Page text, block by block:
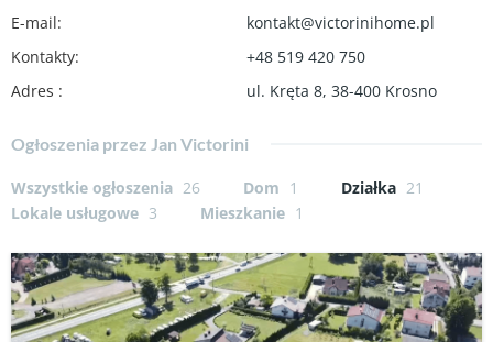
E-mail:
kontakt@victorinihome.pl
Kontakty:
+48 519 420 750
Adres : ul. Kręta 8, 38-400 Krosno
Ogłoszenia przez Jan Victorini
Wszystkie ogłoszenia 26 Dom 1 Działka 21
Lokale usługowe 3 Mieszkanie 1